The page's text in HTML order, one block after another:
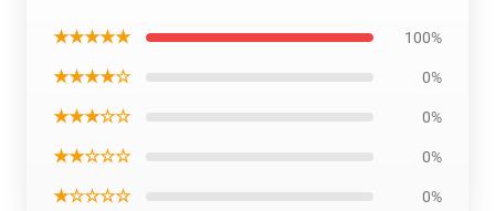
★★★★★ 100%
★★★★☆ 0%
★★★☆☆ 0%
★★☆☆☆ 0%
★☆☆☆☆ 0%